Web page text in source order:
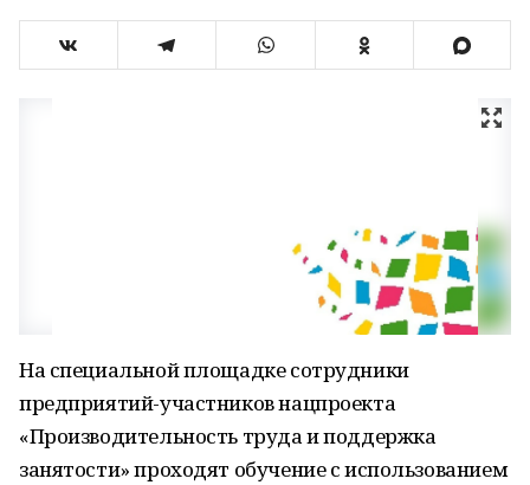
На специальной площадке сотрудники
предприятий-участников нацпроекта
«Производительность труда и поддержка
занятости» проходят обучение с использованием